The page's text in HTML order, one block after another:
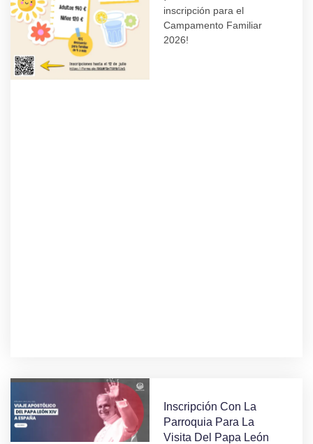
inscripción para el
Campamento Familiar
2026!
Inscripción Con La
Parroquia Para La
Visita Del Papa León